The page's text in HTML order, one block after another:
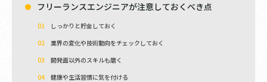
フリーランスエンジニアが注意しておくべき点
しっかりと貯金しておく
業界の変化や技術動向をチェックしておく
開発面以外のスキルも磨く
健康や生活習慣に気を付ける